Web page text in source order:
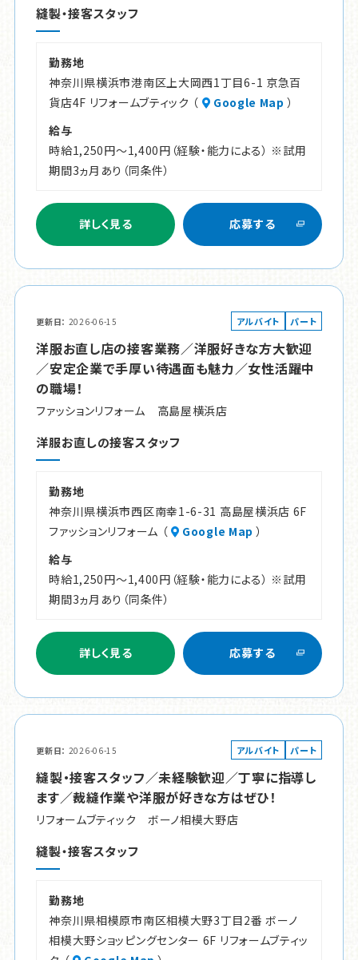
縫製・接客スタッフ
勤務地
神奈川県横浜市港南区上大岡西1丁目6-1 京急百
貨店4F リフォームブティック （
Google Map ）
給与
時給1,250円～1,400円（経験・能力による） ※試用
期間3ヵ月あり（同条件）
詳しく見る 応募する
更新日 2026-06-15 アルバイト パート
洋服お直し店の接客業務／洋服好きな方大歓迎
／安定企業で手厚い待遇面も魅力／女性活躍中
の職場！
ファッションリフォーム 高島屋横浜店
洋服お直しの接客スタッフ
勤務地
神奈川県横浜市西区南幸1-6-31 高島屋横浜店 6F
ファッションリフォーム （
Google Map ）
給与
時給1,250円～1,400円（経験・能力による） ※試用
期間3ヵ月あり（同条件）
詳しく見る 応募する
更新日 2026-06-15 アルバイト パート
縫製・接客スタッフ／未経験歓迎／丁寧に指導し
ます／裁縫作業や洋服が好きな方はぜひ！
リフォームブティック ボーノ相模大野店
縫製・接客スタッフ
勤務地
神奈川県相模原市南区相模大野3丁目2番 ボーノ
相模大野ショッピングセンター 6F リフォームブティッ